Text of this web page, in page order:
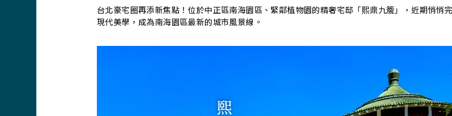
台北豪宅圈再添新焦點！位於中正區南海園區、緊鄰植物園的精奢宅邸「熙鼎九簷」，近期悄悄
現代美學，成為南海園區最新的城市風景線。